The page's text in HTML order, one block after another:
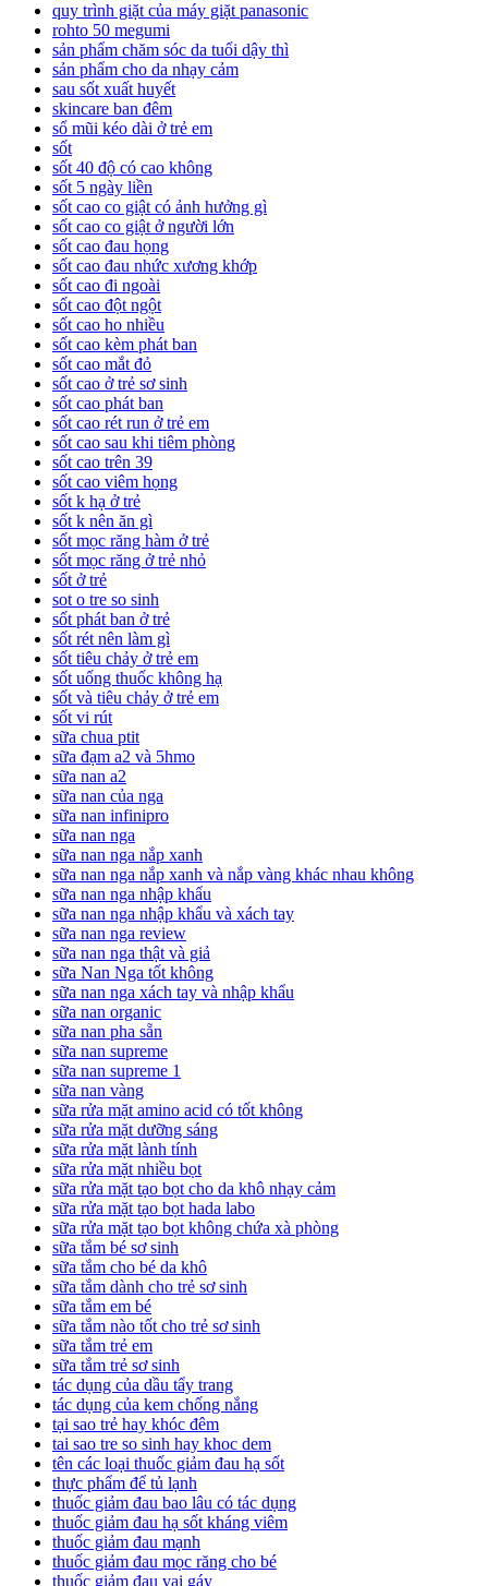
quy trình giặt của máy giặt panasonic
rohto 50 megumi
sản phẩm chăm sóc da tuổi dậy thì
sản phẩm cho da nhạy cảm
sau sốt xuất huyết
skincare ban đêm
sổ mũi kéo dài ở trẻ em
sốt
sốt 40 độ có cao không
sốt 5 ngày liền
sốt cao co giật có ảnh hưởng gì
sốt cao co giật ở người lớn
sốt cao đau họng
sốt cao đau nhức xương khớp
sốt cao đi ngoài
sốt cao đột ngột
sốt cao ho nhiều
sốt cao kèm phát ban
sốt cao mắt đỏ
sốt cao ở trẻ sơ sinh
sốt cao phát ban
sốt cao rét run ở trẻ em
sốt cao sau khi tiêm phòng
sốt cao trên 39
sốt cao viêm họng
sốt k hạ ở trẻ
sốt k nên ăn gì
sốt mọc răng hàm ở trẻ
sốt mọc răng ở trẻ nhỏ
sốt ở trẻ
sot o tre so sinh
sốt phát ban ở trẻ
sốt rét nên làm gì
sốt tiêu chảy ở trẻ em
sốt uống thuốc không hạ
sốt và tiêu chảy ở trẻ em
sốt vi rút
sữa chua ptit
sữa đạm a2 và 5hmo
sữa nan a2
sữa nan của nga
sữa nan infinipro
sữa nan nga
sữa nan nga nắp xanh
sữa nan nga nắp xanh và nắp vàng khác nhau không
sữa nan nga nhập khẩu
sữa nan nga nhập khẩu và xách tay
sữa nan nga review
sữa nan nga thật và giả
sữa Nan Nga tốt không
sữa nan nga xách tay và nhập khẩu
sữa nan organic
sữa nan pha sẵn
sữa nan supreme
sữa nan supreme 1
sữa nan vàng
sữa rửa mặt amino acid có tốt không
sữa rửa mặt dưỡng sáng
sữa rửa mặt lành tính
sữa rửa mặt nhiều bọt
sữa rửa mặt tạo bọt cho da khô nhạy cảm
sữa rửa mặt tạo bọt hada labo
sữa rửa mặt tạo bọt không chứa xà phòng
sữa tắm bé sơ sinh
sữa tắm cho bé da khô
sữa tắm dành cho trẻ sơ sinh
sữa tắm em bé
sữa tắm nào tốt cho trẻ sơ sinh
sữa tắm trẻ em
sữa tắm trẻ sơ sinh
tác dụng của dầu tẩy trang
tác dụng của kem chống nắng
tại sao trẻ hay khóc đêm
tai sao tre so sinh hay khoc dem
tên các loại thuốc giảm đau hạ sốt
thực phẩm để tủ lạnh
thuốc giảm đau bao lâu có tác dụng
thuốc giảm đau hạ sốt kháng viêm
thuốc giảm đau mạnh
thuốc giảm đau mọc răng cho bé
thuốc giảm đau vai gáy